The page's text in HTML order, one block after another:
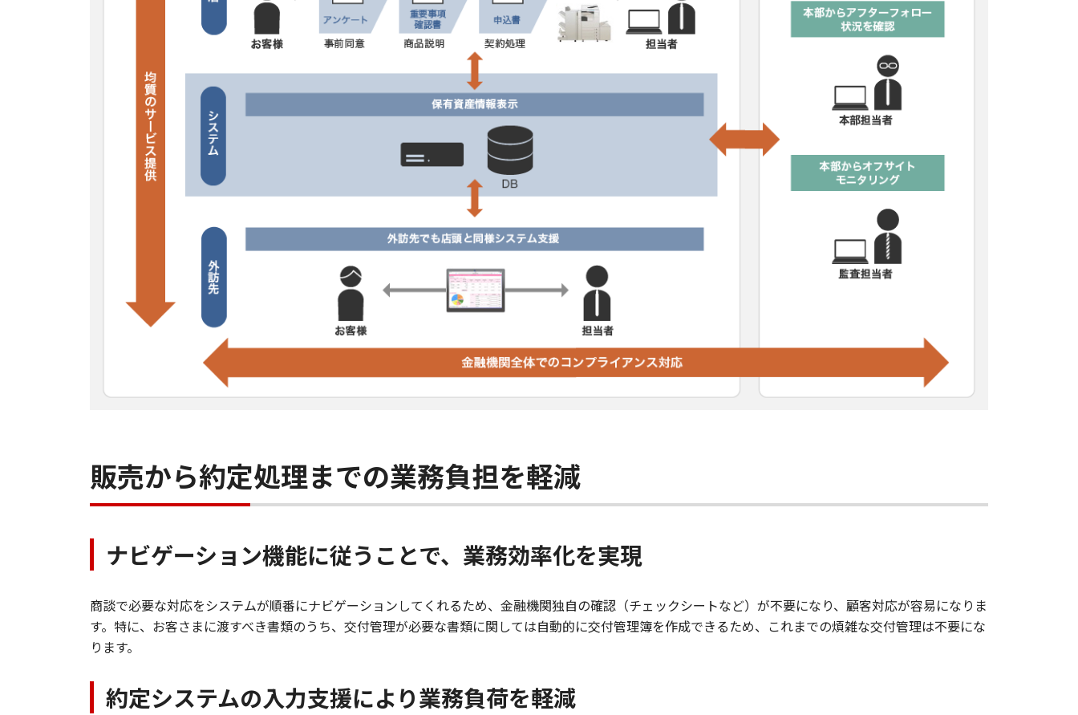
販売から約定処理までの業務負担を軽減
ナビゲーション機能に従うことで、業務効率化を実現
商談で必要な対応をシステムが順番にナビゲーションしてくれるため、金融機関独自の確認（チェックシートなど）が不要になり、顧客対応が容易になりま
す。特に、お客さまに渡すべき書類のうち、交付管理が必要な書類に関しては自動的に交付管理簿を作成できるため、これまでの煩雑な交付管理は不要にな
ります。
約定システムの入力支援により業務負荷を軽減